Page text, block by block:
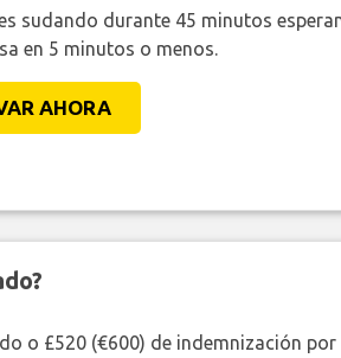
sudando durante 45 minutos
en 5 minutos o menos.
AHORA
o £520 (€600) de indemnización